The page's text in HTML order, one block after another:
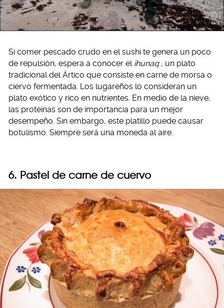
Si comer pescado crudo en el sushi te genera un poco
de repulsión, espera a conocer el ihunaq , un plato
tradicional del Ártico que consiste en carne de morsa o
ciervo fermentada. Los lugareños lo consideran un
plato exótico y rico en nutrientes. En medio de la nieve,
las proteínas son de importancia para un mejor
desempeño. Sin embargo, este platillo puede causar
botulismo. Siempre será una moneda al aire.
6. Pastel de carne de cuervo